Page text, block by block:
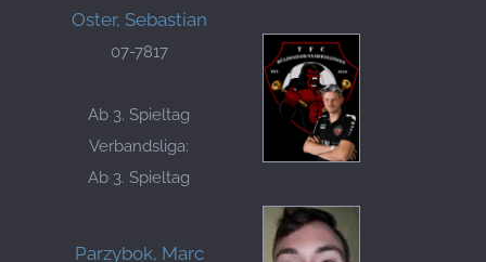
Oster, Sebastian
07-7817
Ab 3. Spieltag
Verbandsliga:
Ab 3. Spieltag
Parzybok, Marc